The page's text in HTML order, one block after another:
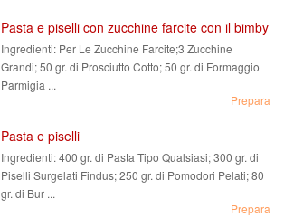
Pasta e piselli con zucchine farcite con il bimby
Ingredienti: Per Le Zucchine Farcite;3 Zucchine
Grandi; 50 gr. di Prosciutto Cotto; 50 gr. di Formaggio
Parmigia ...
Prepara
Pasta e piselli
Ingredienti:400 gr. di Pasta Tipo Qualsiasi; 300 gr. di
Piselli Surgelati Findus; 250 gr. di Pomodori Pelati; 80
gr. di Bur ...
Prepara